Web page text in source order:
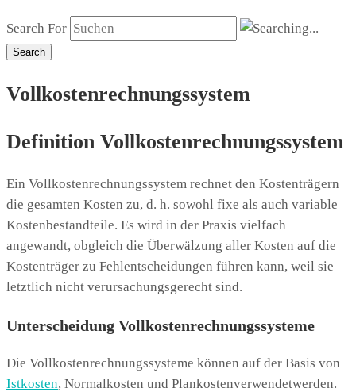
Search For
Search
Vollkostenrechnungssystem
Definition Vollkostenrechnungssystem
Ein Vollkostenrechnungssystem rechnet den Kostenträgern
die gesamten Kosten zu, d. h. sowohl fixe als auch variable
Kostenbestandteile. Es wird in der Praxis vielfach
angewandt, obgleich die Überwälzung aller Kosten auf die
Kostenträger zu Fehlentscheidungen führen kann, weil sie
letztlich nicht verursachungsgerecht sind.
Unterscheidung Vollkostenrechnungssysteme
Die Vollkostenrechnungssysteme können auf der Basis von
Istkosten, Normalkosten und Plankostenverwendetwerden.